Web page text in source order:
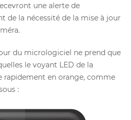
une alerte de
de la nécessité de la mise à jour
du micrologiciel ne prend que
le voyant LED de la
rapidement en orange, comme
: